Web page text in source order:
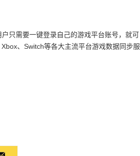
只需要一键登录自己的游戏平台账号，就可
、Switch等各大主流平台游戏数据同步服